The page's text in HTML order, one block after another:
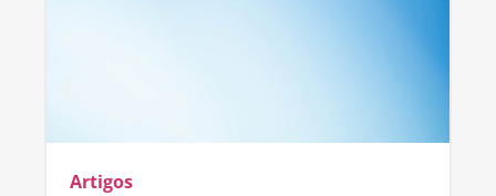
Artigos